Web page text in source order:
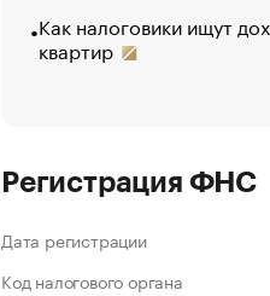
Как налоговики ищут
квартир
Регистрация ФНС
Дата регистрации
Код налогового органа